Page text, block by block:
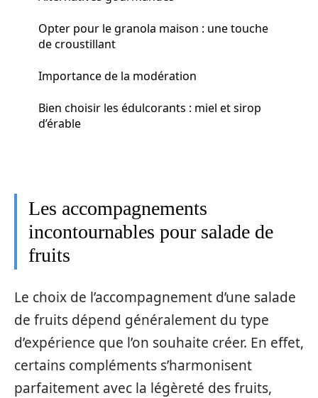
Opter pour le granola maison : une touche
de croustillant
Importance de la modération
Bien choisir les édulcorants : miel et sirop
d’érable
Les accompagnements
incontournables pour salade de
fruits
Le choix de l’accompagnement d’une salade
de fruits dépend généralement du type
d’expérience que l’on souhaite créer. En effet,
certains compléments s’harmonisent
parfaitement avec la légèreté des fruits,